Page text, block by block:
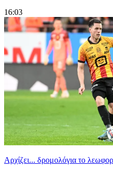
16:03
Αρχίζει... δρομολόγια το